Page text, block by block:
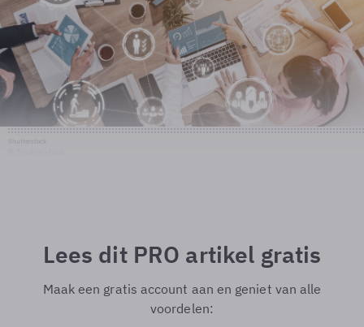
Lees dit PRO artikel gratis
Maak een gratis account aan en geniet van alle
voordelen: